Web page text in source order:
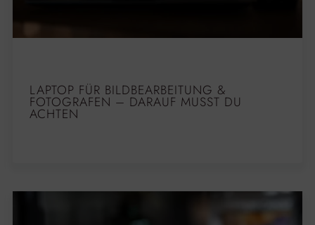
LAPTOP FÜR BILDBEARBEITUNG &
FOTOGRAFEN – DARAUF MUSST DU
ACHTEN